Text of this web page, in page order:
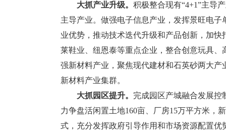
大抓产业升级。 积极整合现有“4+1”主导
主导产业。做强电子信息产业，发挥景旺电
业优势，推动技术迭代升级和产品创新，加
莱鞋业、纽恩泰等重点企业，整合创意玩具
强新材料产业，聚焦现代建材和石英砂两大
新材料产业集群。
大抓园区提升。 完成园区产城融合发展控
力争盘活闲置土地160亩、厂房15万平方米，
式，充分发挥政府引导作用和市场资源配置